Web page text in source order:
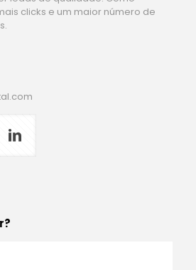
clicks e um maior número de